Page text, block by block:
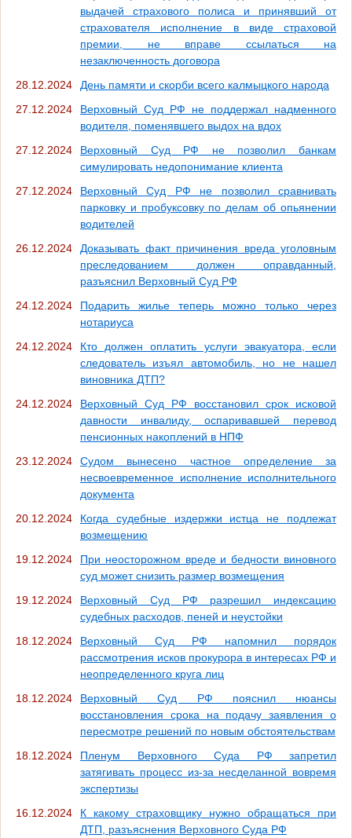
выдачей страхового полиса и принявший от
страхователя исполнение в виде страховой
премии, не вправе ссылаться на
незаключенность договора
28.12.2024
День памяти и скорби всего калмыцкого народа
27.12.2024
Верховный Суд РФ не поддержал надменного
водителя, поменявшего выдох на вдох
27.12.2024
Верховный Суд РФ не позволил банкам
симулировать недопонимание клиента
27.12.2024
Верховный Суд РФ не позволил сравнивать
парковку и пробуксовку по делам об опьянении
водителей
26.12.2024
Доказывать факт причинения вреда уголовным
преследованием должен оправданный,
разъяснил Верховный Суд РФ
24.12.2024
Подарить жилье теперь можно только через
нотариуса
24.12.2024
Кто должен оплатить услуги эвакуатора, если
следователь изъял автомобиль, но не нашел
виновника ДТП?
24.12.2024
Верховный Суд РФ восстановил срок исковой
давности инвалиду, оспаривавшей перевод
пенсионных накоплений в НПФ
23.12.2024
Судом вынесено частное определение за
несвоевременное исполнение исполнительного
документа
20.12.2024
Когда судебные издержки истца не подлежат
возмещению
19.12.2024
При неосторожном вреде и бедности виновного
суд может снизить размер возмещения
19.12.2024
Верховный Суд РФ разрешил индексацию
судебных расходов, пеней и неустойки
18.12.2024
Верховный Суд РФ напомнил порядок
рассмотрения исков прокурора в интересах РФ и
неопределенного круга лиц
18.12.2024
Верховный Суд РФ пояснил нюансы
восстановления срока на подачу заявления о
пересмотре решений по новым обстоятельствам
18.12.2024
Пленум Верховного Суда РФ запретил
затягивать процесс из-за несделанной вовремя
экспертизы
16.12.2024
К какому страховщику нужно обращаться при
ДТП, разъяснения Верховного Суда РФ